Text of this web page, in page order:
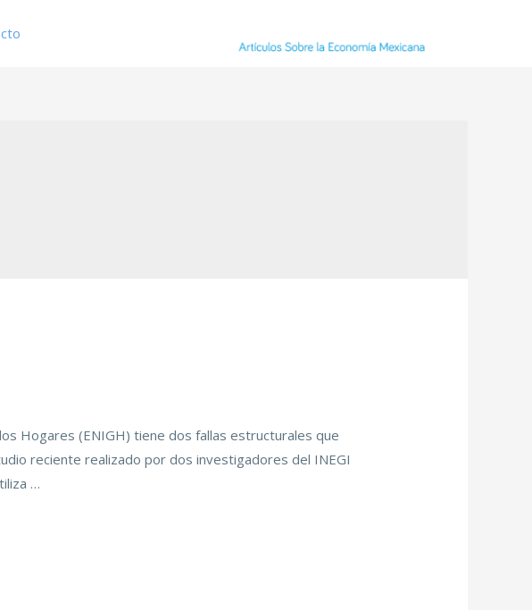
Hogares (ENIGH) tiene dos fallas estructurales que
reciente realizado por dos investigadores del INEGI
…